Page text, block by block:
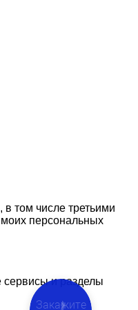
том числе третьими
персональных
сервисы и разделы
Закажите